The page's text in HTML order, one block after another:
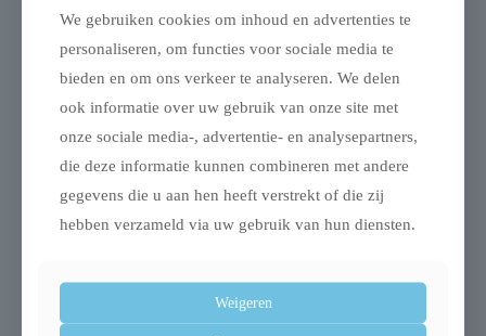
Gerelateerde producten
Uitverkocht
Trixie aqua toy ring
Trixie tube guard
We gebruiken cookies om inhoud en advertenties te
personaliseren, om functies voor sociale media te
bieden en om ons verkeer te analyseren. We delen
ook informatie over uw gebruik van onze site met
onze sociale media-, advertentie- en analysepartners,
die deze informatie kunnen combineren met andere
gegevens die u aan hen heeft verstrekt of die zij
hebben verzameld via uw gebruik van hun diensten.
Weigeren